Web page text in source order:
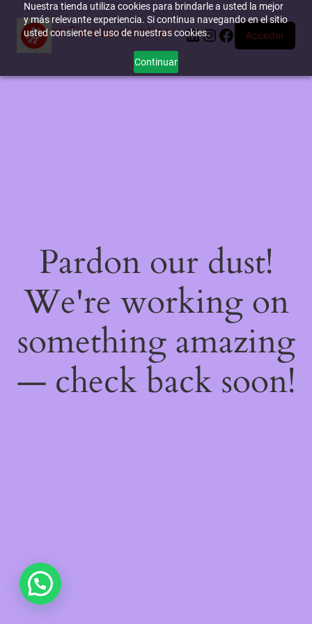
Nuestra tienda utiliza cookies para brindarle a usted la mejor
y más relevante experiencia. Si continua navegando en el sitio
usted consiente el uso de nuestras cookies.
Continuar
miTienda-e.online LinkedIn
Instagram
Facebook
Acceder
Pardon our dust!
We're working on
something amazing
— check back soon!